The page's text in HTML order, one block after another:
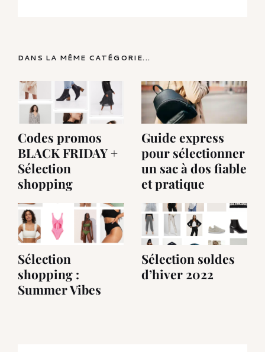
DANS LA MÊME CATÉGORIE...
Codes promos
BLACK FRIDAY +
Sélection
shopping
Guide express
pour sélectionner
un sac à dos fiable
et pratique
Sélection
shopping :
Summer Vibes
Sélection soldes
d’hiver 2022